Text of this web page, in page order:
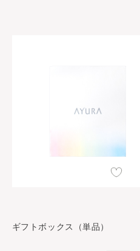
ギフトボックス（単品）